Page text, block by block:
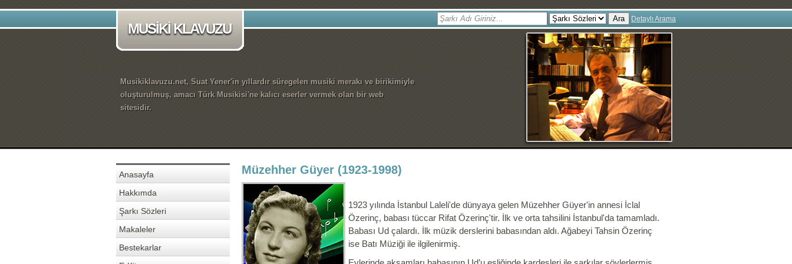
MUSİKİ KLAVUZU
Ara Detaylı Arama
Musikiklavuzu.net, Suat Yener'in yıllardır süregelen musiki merakı ve birikimiyle
oluşturulmuş, amacı Türk Musikisi'ne kalıcı eserler vermek olan bir web
sitesidir.
Anasayfa
Hakkımda
Şarkı Sözleri
Makaleler
Bestekarlar
Müzehher Güyer (1923-1998)
1923 yılında İstanbul Laleli'de dünyaya gelen Müzehher Güyer'in annesi İclal
Özerinç, babası tüccar Rifat Özerinç'tir. İlk ve orta tahsilini İstanbul'da tamamladı.
Babası Ud çalardı. İlk müzik derslerini babasından aldı. Ağabeyi Tahsin Özerinç
ise Batı Müziği ile ilgilenirmiş.